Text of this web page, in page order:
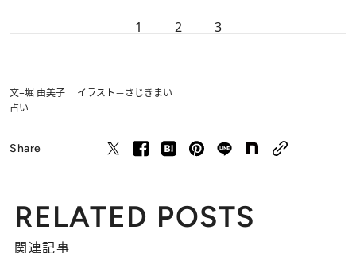
1 2 3
文=堀 由美子 イラスト＝さじきまい
占い
Share
RELATED POSTS
関連記事